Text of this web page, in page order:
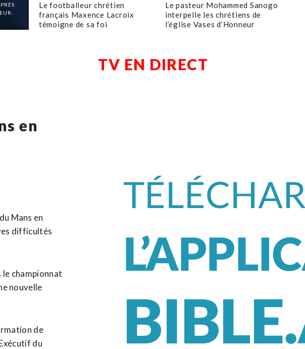
Le footballeur chrétien
français Maxence Lacroix
témoigne de sa foi
Le pasteur Mohammed Sanogo
interpelle les chrétiens de
l’église Vases d’Honneur
en
Mans en
difficultés
championnat
nouvelle
de
du
TV EN DIRECT